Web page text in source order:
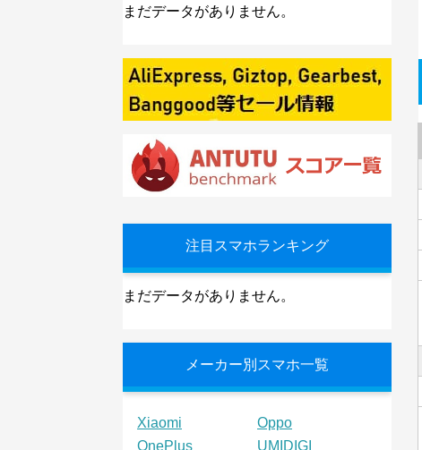
まだデータがありません。
注目スマホランキング
まだデータがありません。
メーカー別スマホ一覧
Xiaomi
Oppo
OnePlus
UMIDIGI